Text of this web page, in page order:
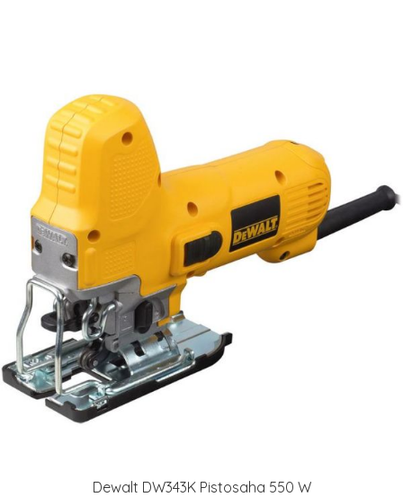
Dewalt DW343K Pistosaha 550 W